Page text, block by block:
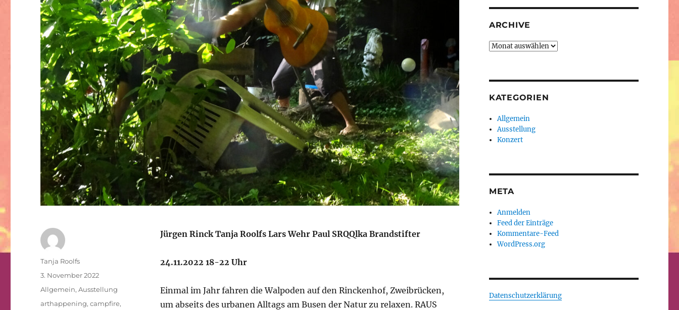
Jürgen Rinck Tanja Roolfs Lars Wehr Paul SRQQlka Brandstifter
24.11.2022 18-22 Uhr
Einmal im Jahr fahren die Walpoden auf den Rinckenhof, Zweibrücken,
um abseits des urbanen Alltags am Busen der Natur zu relaxen. RAUS
Autor
Tanja Roolfs
Veröffentlicht
am
3. November 2022
Kategorien
Allgemein,Ausstellung
Schlagwörter
arthappening,campfire,
ARCHIVE
Archive
KATEGORIEN
Allgemein
Ausstellung
Konzert
META
Anmelden
Feed der Einträge
Kommentare-Feed
WordPress.org
Datenschutzerklärung